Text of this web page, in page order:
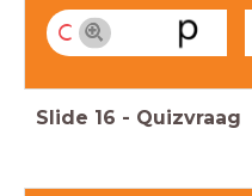
C
Slide 16 - Quizvraag